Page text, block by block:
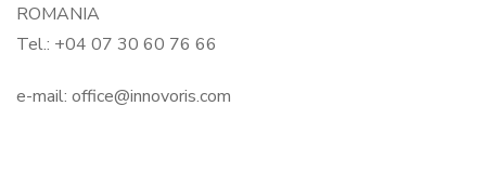
ROMANIA
Tel.: +04 07 30 60 76 66
e-mail: office@innovoris.com